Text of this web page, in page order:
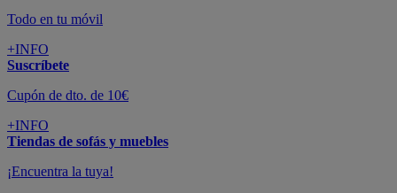
Todo en tu móvil
+INFO
Suscríbete
Cupón de dto. de 10€
+INFO
Tiendas de sofás y muebles
¡Encuentra la tuya!